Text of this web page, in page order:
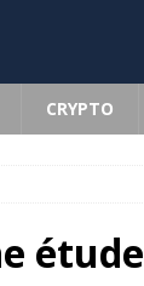
CRYPTO
étude